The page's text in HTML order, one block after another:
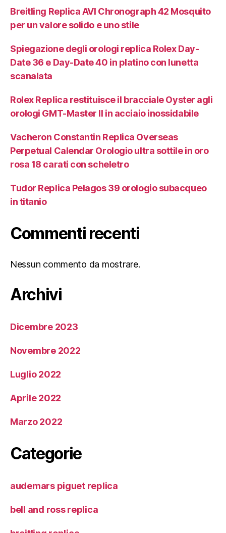
Breitling Replica AVI Chronograph 42 Mosquito
per un valore solido e uno stile
Spiegazione degli orologi replica Rolex Day-
Date 36 e Day-Date 40 in platino con lunetta
scanalata
Rolex Replica restituisce il bracciale Oyster agli
orologi GMT-Master II in acciaio inossidabile
Vacheron Constantin Replica Overseas
Perpetual Calendar Orologio ultra sottile in oro
rosa 18 carati con scheletro
Tudor Replica Pelagos 39 orologio subacqueo
in titanio
Commenti recenti
Nessun commento da mostrare.
Archivi
Dicembre 2023
Novembre 2022
Luglio 2022
Aprile 2022
Marzo 2022
Categorie
audemars piguet replica
bell and ross replica